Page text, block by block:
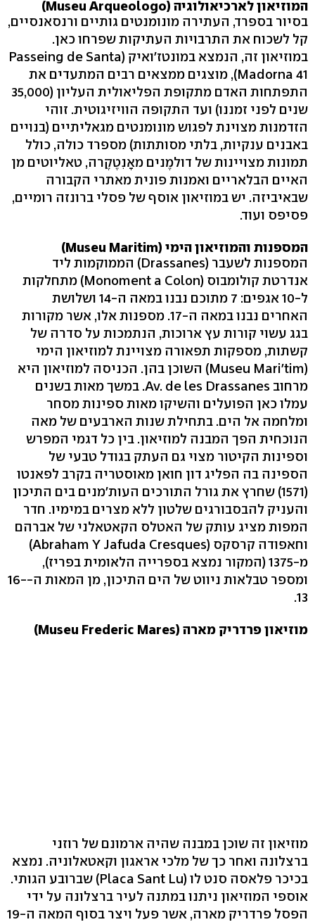
המוזיאון לארכיאולוגיה (Museu Arqueologo)
בסיור בספרד, העתירה מונומנטים גותיים ורנסאנסיים,
קל לשכוח את התרבויות העתיקות שפרחו כאן.
במוזיאון זה, הנמצא במונטז'ואיק (Passeing de Santa
Madorna 41), מוצגים ממצאים רבים המתעדים את
התפתחות האדם מתקופת הפליאולית העליון (35,000
שנים לפני זמננו) ועד התקופה הוויזיגוטית. זוהי
הזדמנות מצוינת לפגוש מונומנטים מגאליתיים (בנויים
באבנים ענקיות, בלתי מסותתות) מספרד כולה, כולל
תמונות מצויינות של דולמֶנים מאָנִטֶקֶרה, טאליוטים מן
האיים הבלאריים ואמנות פונית מאתרי הקבורה
שבאיביזה. יש במוזיאון אוסף של פסלי ברונזה רומיים,
פסיפס ועוד.
המספנות והמוזיאון הימי (Museu Maritim)
המספנות לשעבר (Drassanes) הממוקמות ליד
אנדרטת קולומבוס (Monoment a Colon) מתחלקות
ל-10 אגפים: 7 מתוכם נבנו במאה ה-14 ושלושת
האחרים נבנו במאה ה-17. מספנות אלו, אשר מקורות
בגג עשוי קורות עץ ארוכות, הנתמכות על סדרה של
קשתות, מספקות תפאורה מצויינת למוזיאון הימי
(Museu Mari'tim) השוכן בהן. הכניסה למוזיאון היא
מרחוב Av. de les Drassanes. במשך מאות בשנים
עמלו כאן הפועלים והשיקו מאות ספינות מסחר
ומלחמה אל הים. בתחילת שנות הארבעים של מאה
הנוכחית הפך המבנה למוזיאון. בין כל דגמי המפרש
וספינות הקיטור מצוי גם העתק בגודל טבעי של
הספינה בה הפליג דון חואן מאוסטריה בקרב לפאנטו
(1571) שחרץ את גורל התורכים העות'מנים בים התיכון
והעניק להבסבורגים שלטון ללא מצרים במימיו. חדר
המפות מציג עותק של האטלס הקאטאלני של אברהם
וחאפודה קרסקס (Abraham Y Jafuda Cresques)
מ-1375 (המקור נמצא בספרייה הלאומית בפריז),
ומספר טבלאות ניווט של הים התיכון, מן המאות ה-16-
13.
מוזיאון פרדריק מארה (Museu Frederic Mares)
מוזיאון זה שוכן במבנה שהיה ארמונם של רוזני
ברצלונה ואחר כך של מלכי אראגון וקאטאלוניה. נמצא
בכיכר פלאסה סנט לו (Placa Sant Lu) שברובע הגותי.
אוספי המוזיאון ניתנו במתנה לעיר ברצלונה על ידי
הפסל פרדריק מארה, אשר פעל ויצר בסוף המאה ה-19